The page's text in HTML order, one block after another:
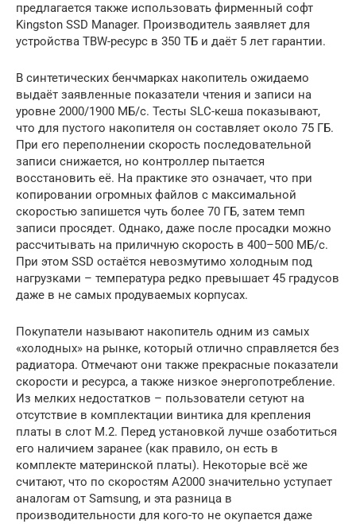
предлагается также использовать фирменный софт
Kingston SSD Manager. Производитель заявляет для
устройства TBW-ресурс в 350 ТБ и даёт 5 лет гарантии.
В синтетических бенчмарках накопитель ожидаемо
выдаёт заявленные показатели чтения и записи на
уровне 2000/1900 МБ/с. Тесты SLC-кеша показывают,
что для пустого накопителя он составляет около 75 ГБ.
При его переполнении скорость последовательной
записи снижается, но контроллер пытается
восстановить её. На практике это означает, что при
копировании огромных файлов с максимальной
скоростью запишется чуть более 70 ГБ, затем темп
записи просядет. Однако, даже после просадки можно
рассчитывать на приличную скорость в 400–500 МБ/с.
При этом SSD остаётся невозмутимо холодным под
нагрузками – температура редко превышает 45 градусов
даже в не самых продуваемых корпусах.
Покупатели называют накопитель одним из самых
«холодных» на рынке, который отлично справляется без
радиатора. Отмечают они также прекрасные показатели
скорости и ресурса, а также низкое энергопотребление.
Из мелких недостатков – пользователи сетуют на
отсутствие в комплектации винтика для крепления
платы в слот M.2. Перед установкой лучше озаботиться
его наличием заранее (как правило, он есть в
комплекте материнской платы). Некоторые всё же
считают, что по скоростям A2000 значительно уступает
аналогам от Samsung, и эта разница в
производительности для кого-то не окупается даже